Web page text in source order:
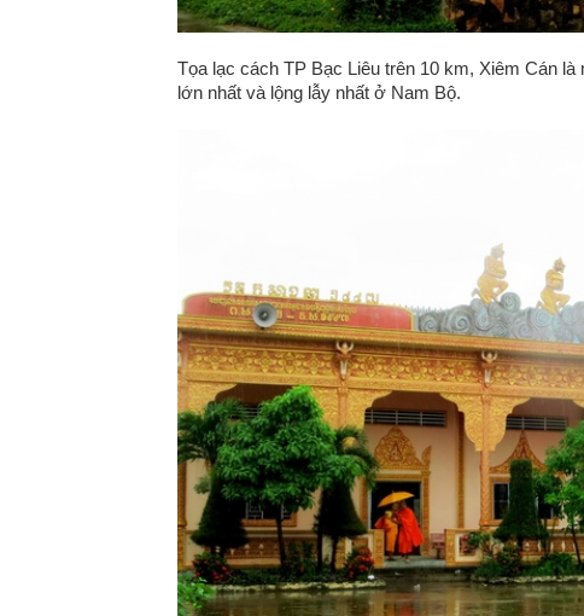
Tọa lạc cách TP Bạc Liêu trên 10 km, Xiêm Cán là
lớn nhất và lộng lẫy nhất ở Nam Bộ.